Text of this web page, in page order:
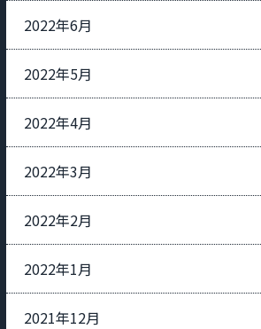
2022年6月
2022年5月
2022年4月
2022年3月
2022年2月
2022年1月
2021年12月